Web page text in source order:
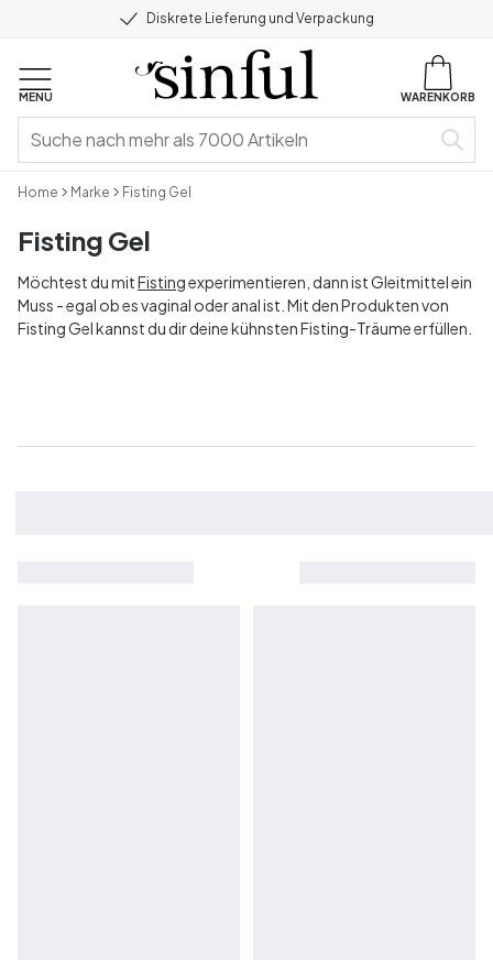
Diskrete Lieferung und Verpackung
MENU WARENKORB
Home Marke Fisting Gel
Fisting Gel
Möchtest du mitFistingexperimentieren, dann ist Gleitmittel ein
Muss - egal ob es vaginal oder anal ist. Mit den Produkten von
Fisting Gel kannst du dir deine kühnsten Fisting-Träume erfüllen.